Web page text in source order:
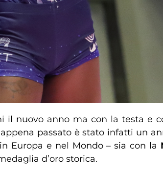
il nuovo anno ma con la testa e
passato è stato infatti un
Europa e nel Mondo – sia con la
d’oro storica.